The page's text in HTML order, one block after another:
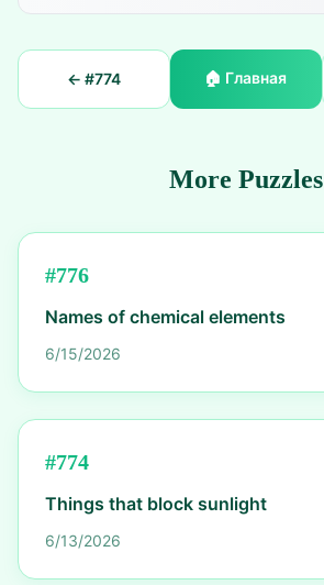
← #774 🏠 Главная
More Puzzles
#776
Names of chemical elements
6/15/2026
#774
Things that block sunlight
6/13/2026